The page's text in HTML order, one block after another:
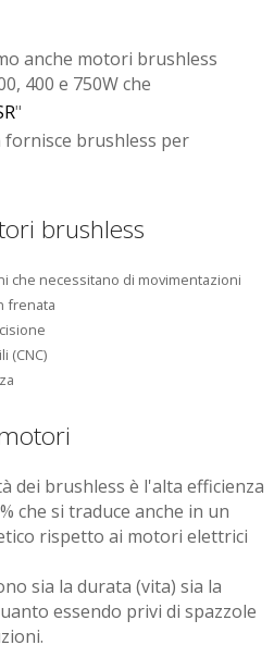
anche motori brushless
400 e 750W che
"
brushless per
brushless
che necessitano di movimentazioni
frenata
(CNC)
dei brushless è l'alta efficienza
che si traduce anche in un
rispetto ai motori elettrici
sia la durata (vita) sia la
essendo privi di spazzole